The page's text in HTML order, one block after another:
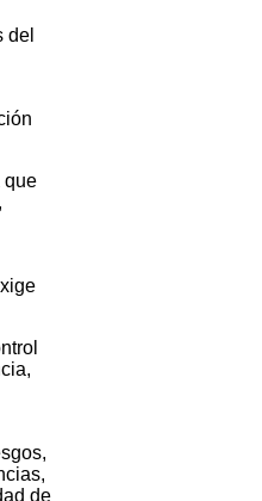
del
que
de